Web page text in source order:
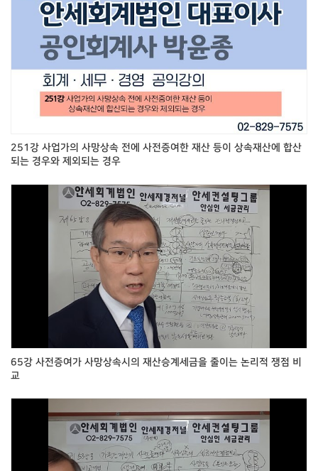
251강 사업가의 사망상속 전에 사전증여한 재산 등이 상속재산에 합산
되는 경우와 제외되는 경우
65강 사전증여가 사망상속시의 재산승계세금을 줄이는 논리적 쟁점 비
교